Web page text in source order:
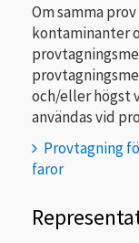
Om samma
kontaminanter
och/eller högst
användas vid
Provtagning
faror